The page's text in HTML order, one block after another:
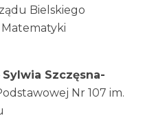
Bielskiego
Sylwia Szczęsna-
Nr 107 im.